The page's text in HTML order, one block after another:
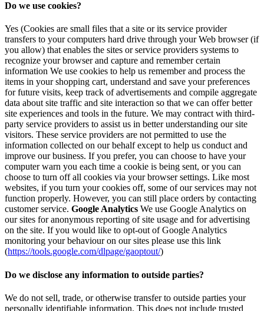
Do we use cookies?
Yes (Cookies are small files that a site or its service provider
transfers to your computers hard drive through your Web browser (if
you allow) that enables the sites or service providers systems to
recognize your browser and capture and remember certain
information We use cookies to help us remember and process the
items in your shopping cart, understand and save your preferences
for future visits, keep track of advertisements and compile aggregate
data about site traffic and site interaction so that we can offer better
site experiences and tools in the future. We may contract with third-
party service providers to assist us in better understanding our site
visitors. These service providers are not permitted to use the
information collected on our behalf except to help us conduct and
improve our business. If you prefer, you can choose to have your
computer warn you each time a cookie is being sent, or you can
choose to turn off all cookies via your browser settings. Like most
websites, if you turn your cookies off, some of our services may not
function properly. However, you can still place orders by contacting
customer service. Google Analytics We use Google Analytics on
our sites for anonymous reporting of site usage and for advertising
on the site. If you would like to opt-out of Google Analytics
monitoring your behaviour on our sites please use this link
(https://tools.google.com/dlpage/gaoptout/)
Do we disclose any information to outside parties?
We do not sell, trade, or otherwise transfer to outside parties your
personally identifiable information. This does not include trusted